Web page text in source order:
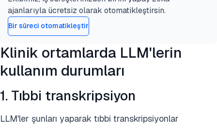
ajanlarıyla ücretsiz olarak otomatikleştirsin.
Bir süreci otomatikleştir
Klinik ortamlarda LLM'lerin
kullanım durumları
1. Tıbbi transkripsiyon
LLM'ler şunları yaparak tıbbi transkripsiyonlar